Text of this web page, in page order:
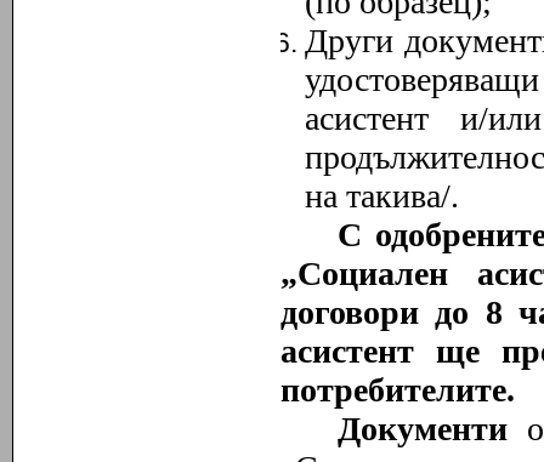
Други
асистент и/
на такива/.
С
„Социален
договори до 8
асистент ще
потребителите.
Документи